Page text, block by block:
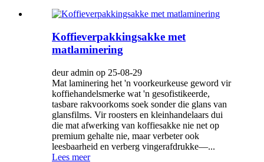
Koffieverpakkingsakke met
matlaminering
deur admin op 25-08-29
Mat laminering het 'n voorkeurkeuse geword vir
koffiehandelsmerke wat 'n gesofistikeerde,
tasbare rakvoorkoms soek sonder die glans van
glansfilms. Vir roosters en kleinhandelaars dui
die mat afwerking van koffiesakke nie net op
premium gehalte nie, maar verbeter ook
leesbaarheid en verberg vingerafdrukke—...
Lees meer